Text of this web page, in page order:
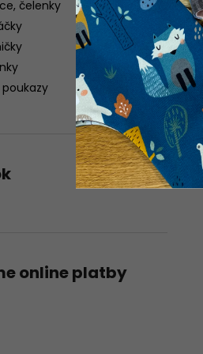
čelenky
online platby